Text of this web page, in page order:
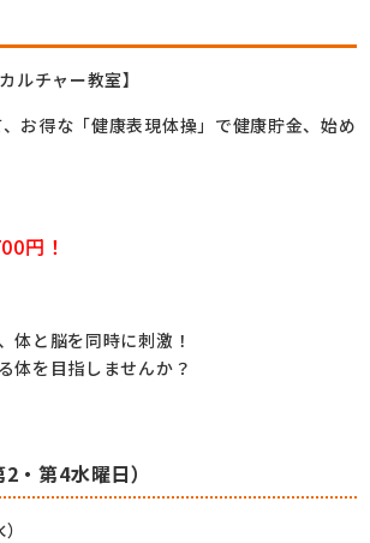
ルチャー教室】
お得な「健康表現体操」で健康貯金、始め
円！
体と脳を同時に刺激！
体を目指しませんか？
・第4水曜日）